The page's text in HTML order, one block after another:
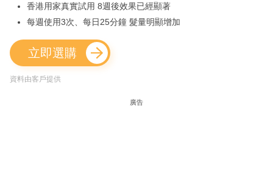
香港用家真實試用 8週後效果已經顯著
每週使用3次、每日25分鐘 髮量明顯增加
立即選購
資料由客戶提供
廣告